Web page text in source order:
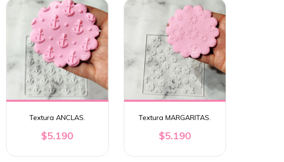
Textura ANCLAS.
$5.190
Textura MARGARITAS.
$5.190